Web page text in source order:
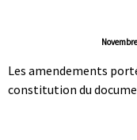
Les amendements
constitution du